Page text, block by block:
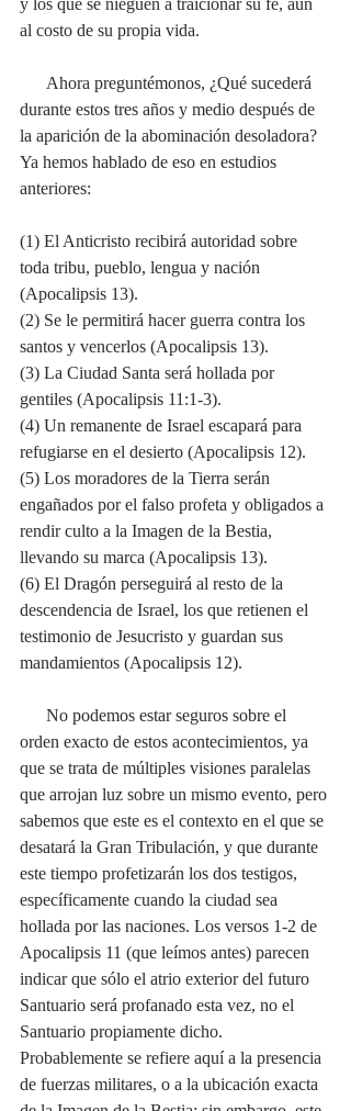
al costo de su propia vida.
durante estos tres años y medio después de
la aparición de la abominación desoladora?
Ya hemos hablado de eso en estudios
anteriores:
(1) El Anticristo recibirá autoridad sobre
toda tribu, pueblo, lengua y nación
(Apocalipsis 13).
(2) Se le permitirá hacer guerra contra los
santos y vencerlos (Apocalipsis 13).
(3) La Ciudad Santa será hollada por
gentiles (Apocalipsis 11:1-3).
(4) Un remanente de Israel escapará para
refugiarse en el desierto (Apocalipsis 12).
(5) Los moradores de la Tierra serán
engañados por el falso profeta y obligados a
rendir culto a la Imagen de la Bestia,
llevando su marca (Apocalipsis 13).
(6) El Dragón perseguirá al resto de la
descendencia de Israel, los que retienen el
testimonio de Jesucristo y guardan sus
mandamientos (Apocalipsis 12).
orden exacto de estos acontecimientos, ya
que se trata de múltiples visiones paralelas
que arrojan luz sobre un mismo evento, pero
sabemos que este es el contexto en el que se
desatará la Gran Tribulación, y que durante
este tiempo profetizarán los dos testigos,
específicamente cuando la ciudad sea
hollada por las naciones. Los versos 1-2 de
Apocalipsis 11 (que leímos antes) parecen
indicar que sólo el atrio exterior del futuro
Santuario será profanado esta vez, no el
Santuario propiamente dicho.
Probablemente se refiere aquí a la presencia
de fuerzas militares, o a la ubicación exacta